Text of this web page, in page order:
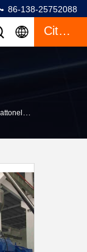
86-138-25752088
Citazione
Tetto